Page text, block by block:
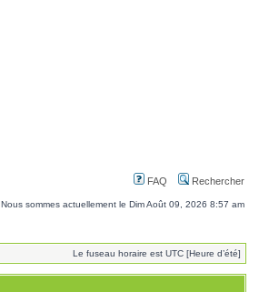
FAQ Rechercher
Nous sommes actuellement le Dim Août 09, 2026 8:57 am
Le fuseau horaire est UTC [Heure d’été]